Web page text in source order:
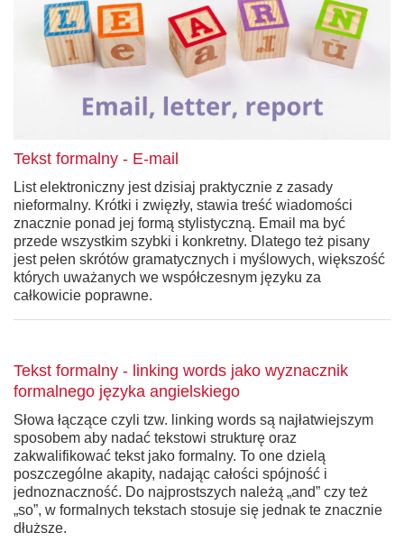
Tekst formalny - E-mail
List elektroniczny jest dzisiaj praktycznie z zasady
nieformalny. Krótki i zwięzły, stawia treść wiadomości
znacznie ponad jej formą stylistyczną. Email ma być
przede wszystkim szybki i konkretny. Dlatego też pisany
jest pełen skrótów gramatycznych i myślowych, większość
których uważanych we współczesnym języku za
całkowicie poprawne.
Tekst formalny - linking words jako wyznacznik
formalnego języka angielskiego
Słowa łączące czyli tzw. linking words są najłatwiejszym
sposobem aby nadać tekstowi strukturę oraz
zakwalifikować tekst jako formalny. To one dzielą
poszczególne akapity, nadając całości spójność i
jednoznaczność. Do najprostszych należą „and” czy też
„so”, w formalnych tekstach stosuje się jednak te znacznie
dłuższe.